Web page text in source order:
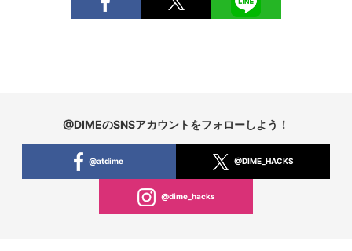
@DIMEのSNSアカウントをフォローしよう！
@atdime @DIME_HACKS
@dime_hacks